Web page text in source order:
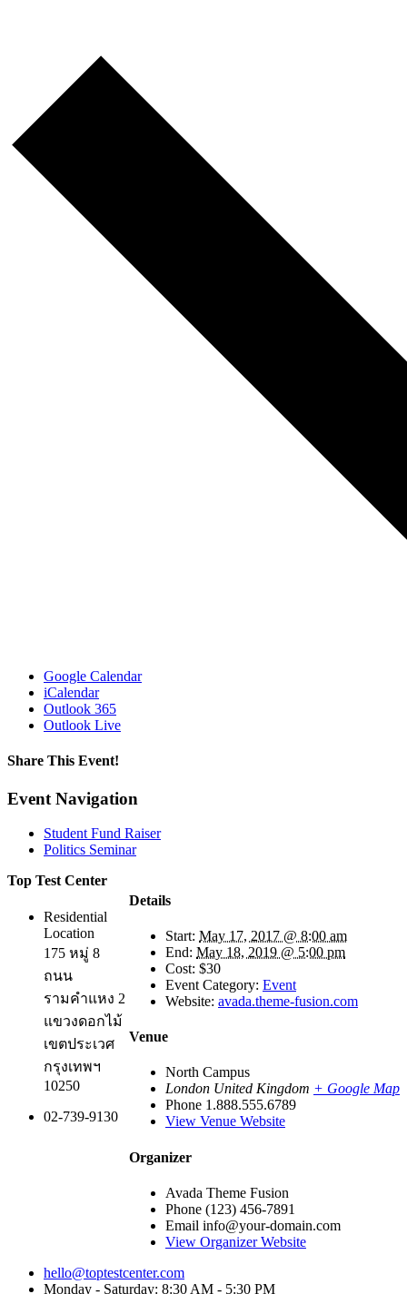
Google Calendar
iCalendar
Outlook 365
Outlook Live
Share This Event!
Facebook
X
LinkedIn
Pinterest
Email
Event Navigation
Student Fund Raiser
Politics Seminar
Details
Start: May 17, 2017 @ 8:00 am
End: May 18, 2019 @ 5:00 pm
Cost: $30
Event Category: Event
Website: avada.theme-fusion.com
Venue
North Campus
London United Kingdom + Google Map
Phone 1.888.555.6789
View Venue Website
Organizer
Avada Theme Fusion
Phone (123) 456-7891
Email info@your-domain.com
View Organizer Website
Top Test Center
Residential
Location
175 หมู่ 8
ถนน
รามคำแหง 2
แขวงดอกไม้
เขตประเวศ
กรุงเทพฯ
10250
02-739-9130
hello@toptestcenter.com
Monday - Saturday: 8:30 AM - 5:30 PM